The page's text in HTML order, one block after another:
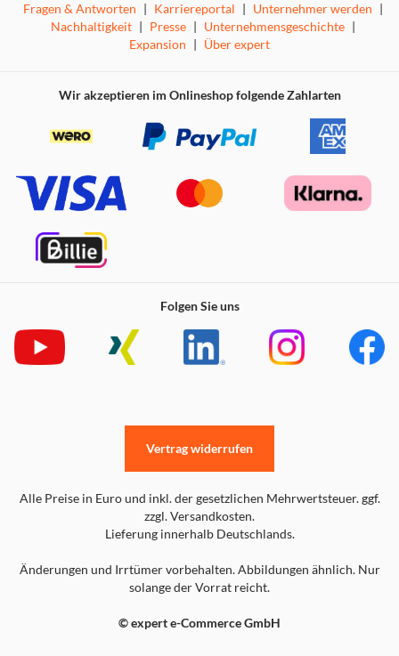
Fragen & Antworten | Karriereportal | Unternehmer werden |
Nachhaltigkeit | Presse | Unternehmensgeschichte |
Expansion | Über expert
Wir akzeptieren im Onlineshop folgende Zahlarten
Folgen Sie uns
Alle Preise in Euro und inkl. der gesetzlichen Mehrwertsteuer. ggf.
zzgl. Versandkosten.
Lieferung innerhalb Deutschlands.
Änderungen und Irrtümer vorbehalten. Abbildungen ähnlich. Nur
solange der Vorrat reicht.
© expert e-Commerce GmbH
Vertrag widerrufen